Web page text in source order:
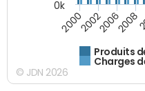
Produits
Charges
2000200220062008
0k
© JDN 2026